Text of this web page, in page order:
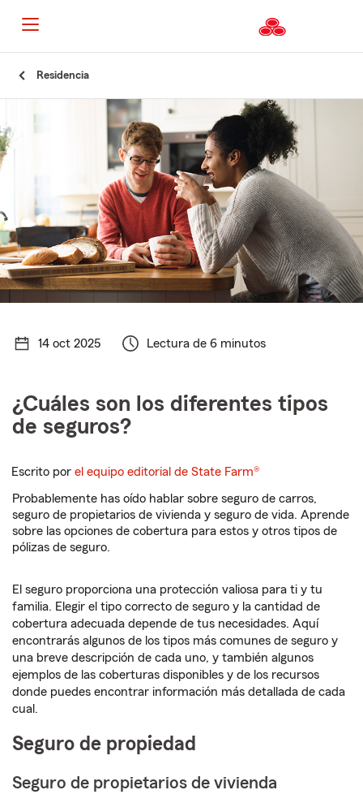
Residencia
14 oct 2025 Lectura de 6 minutos
¿Cuáles son los diferentes tipos
de seguros?
Escrito porel equipo editorial de State Farm®
Probablemente has oído hablar sobre seguro de carros,
seguro de propietarios de vivienda y seguro de vida. Aprende
sobre las opciones de cobertura para estos y otros tipos de
pólizas de seguro.
El seguro proporciona una protección valiosa para ti y tu
familia. Elegir el tipo correcto de seguro y la cantidad de
cobertura adecuada depende de tus necesidades. Aquí
encontrarás algunos de los tipos más comunes de seguro y
una breve descripción de cada uno, y también algunos
ejemplos de las coberturas disponibles y de los recursos
donde puedes encontrar información más detallada de cada
cual.
Seguro de propiedad
Seguro de propietarios de vivienda